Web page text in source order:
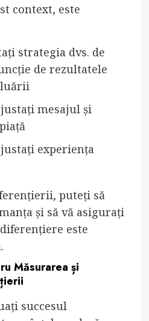
context, este
strategia dvs. de
de rezultatele
mesajul și
experiența
puteți să
și să vă asigurați
este
Măsurarea și
succesul